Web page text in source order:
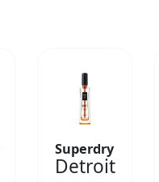
Superdry
Detroit